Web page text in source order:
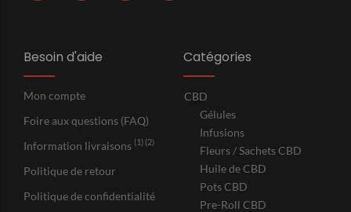
Besoin d'aide
Mon compte
Foire aux questions (FAQ)
Information livraisons (1) (2)
Politique de retour
Politique de confidentialité
Catégories
CBD
Gélules
Infusions
Fleurs / Sachets CBD
Huile de CBD
Pots CBD
Pre-Roll CBD